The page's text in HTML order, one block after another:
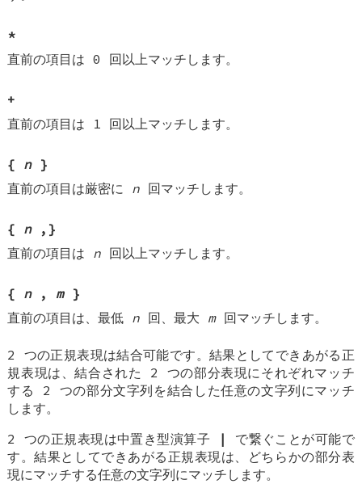
*
直前の項目は 0 回以上マッチします。
+
直前の項目は 1 回以上マッチします。
{ n }
直前の項目は厳密に n 回マッチします。
{ n
,}
直前の項目は n 回以上マッチします。
{ n , m }
直前の項目は、最低 n 回、最大 m回マッチします。
2 つの正規表現は結合可能です。結果としてできあがる正
規表現は、結合された 2 つの部分表現にそれぞれマッチ
する 2 つの部分文字列を結合した任意の文字列にマッチ
します。
2 つの正規表現は中置き型演算子
|
で繋ぐことが可能で
す。結果としてできあがる正規表現は、どちらかの部分表
現にマッチする任意の文字列にマッチします。